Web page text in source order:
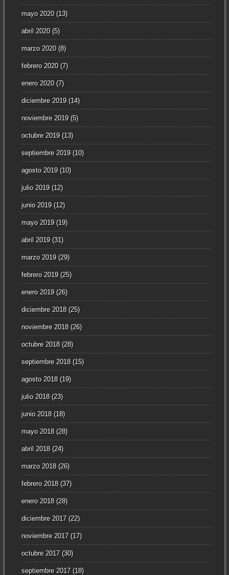
mayo 2020(13)
abril 2020(5)
marzo 2020(8)
febrero 2020(7)
enero 2020(7)
diciembre 2019(14)
noviembre 2019(5)
octubre 2019(13)
septiembre 2019(10)
agosto 2019(10)
julio 2019(12)
junio 2019(12)
mayo 2019(19)
abril 2019(31)
marzo 2019(29)
febrero 2019(25)
enero 2019(26)
diciembre 2018(25)
noviembre 2018(26)
octubre 2018(28)
septiembre 2018(15)
agosto 2018(19)
julio 2018(23)
junio 2018(18)
mayo 2018(28)
abril 2018(24)
marzo 2018(26)
febrero 2018(37)
enero 2018(28)
diciembre 2017(22)
noviembre 2017(17)
octubre 2017(30)
septiembre 2017(18)